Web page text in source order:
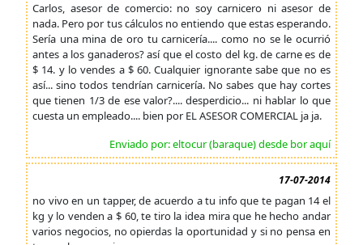
Carlos, asesor de comercio: no soy carnicero ni asesor de
nada. Pero por tus cálculos no entiendo que estas esperando.
Sería una mina de oro tu carnicería.... como no se le ocurrió
antes a los ganaderos? así que el costo del kg. de carne es de
$ 14. y lo vendes a $ 60. Cualquier ignorante sabe que no es
así... sino todos tendrían carnicería. No sabes que hay cortes
que tienen 1/3 de ese valor?.... desperdicio... ni hablar lo que
cuesta un empleado.... bien por EL ASESOR COMERCIAL ja ja.
Enviado por: eltocur (baraque) desde bor aquí
17-07-2014
no vivo en un tapper, de acuerdo a tu info que te pagan 14 el
kg y lo venden a $ 60, te tiro la idea mira que he hecho andar
varios negocios, no opierdas la oportunidad y si no pensa en